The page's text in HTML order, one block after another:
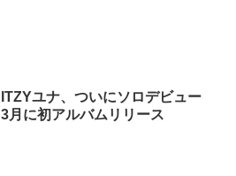
ITZYユナ、ついにソロデビュー
3月に初アルバムリリース